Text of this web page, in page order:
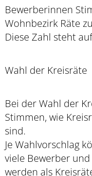
Bewerberinnen
Wohnbezirk Räte
Diese Zahl steht
Wahl der Kreisräte
Bei der Wahl der
Stimmen, wie
sind.
Je Wahlvorschlag
viele Bewerber
werden als